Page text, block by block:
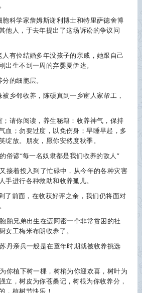
胞科学家詹姆斯谢利博士和特里萨德舍博
他人，于去年提出了这场诉讼的争议问
有位结婚多年没孩子的亲戚，她跟自己
出生不到一周的弃婴夏伊达。
分的细胞层。
被乡邻收养 ，陈硕真到一乡宦人家帮工，
请你阅读，养生秘籍： 收养神气，保持
血；勿要过度，以免伤身；早睡早起，多
绽放。朋友，愿你安然度秋季。
俗谚“每一名奴隶都是我们收养的敌人”
接着投入到了忙碌中，从今年的各种灾害
手进行各种救助和收养孤儿。
了前面，在收获好评之余，我们仍将面对
胎兄弟出生在迈阿密一个非常贫困的社
女工梅米布朗收养了。
丹亲兵一般是在童年时期就被收养挑选
你植下树一棵，树梢为你迎欢喜，树叶为
立，树皮为你苍桑记，树根为你收养分，
，植树节快乐！